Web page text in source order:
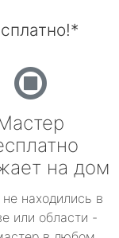
на дом
находились в
или области -